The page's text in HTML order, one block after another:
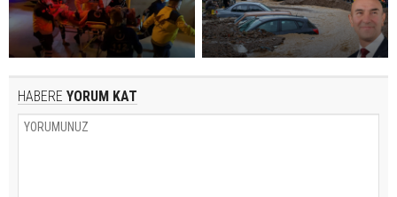
HABERE YORUM KAT